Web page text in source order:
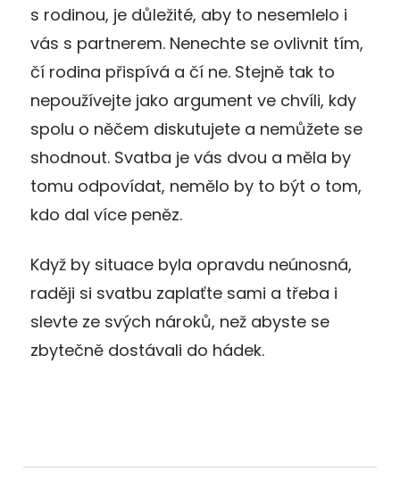
s rodinou, je důležité, aby to nesemlelo i
vás s partnerem. Nenechte se ovlivnit tím,
čí rodina přispívá a čí ne. Stejně tak to
nepoužívejte jako argument ve chvíli, kdy
spolu o něčem diskutujete a nemůžete se
shodnout. Svatba je vás dvou a měla by
tomu odpovídat, nemělo by to být o tom,
kdo dal více peněz.
Když by situace byla opravdu neúnosná,
raději si svatbu zaplaťte sami a třeba i
slevte ze svých nároků, než abyste se
zbytečně dostávali do hádek.